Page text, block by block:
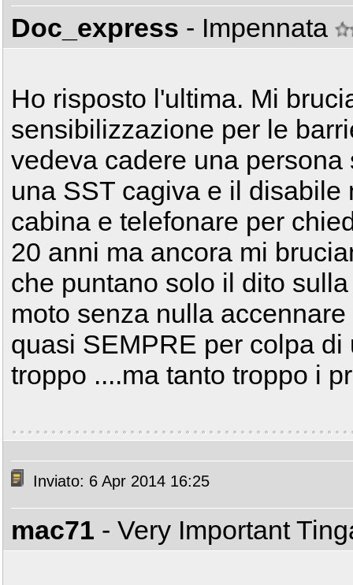
Doc_express - Impennata
Ho risposto l'ultima. Mi
sensibilizzazione per le
vedeva cadere una
una SST cagiva e il
cabina e telefonare per
20 anni ma ancora mi
che puntano solo il dito
moto senza nulla
quasi SEMPRE per colpa
troppo ....ma tanto troppo i
Inviato: 6 Apr 2014 16:25
mac71 - Very Important